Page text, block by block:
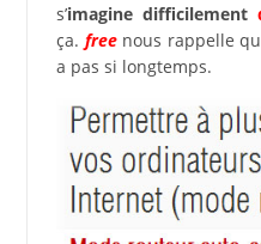
s’imagine difficilement
ça. freenous rappelle
a pas si longtemps.